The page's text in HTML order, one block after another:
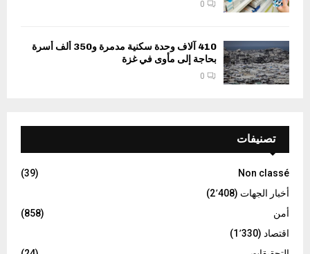
0
410 آلاف وحدة سكنية مدمرة و350 ألف أسرة
بحاجة إلى مأوى في غزة
0
تصنيفات
Non classé
(39)
أخبار الجهات (2٬408)
أمن
(858)
اقتصاد (1٬330)